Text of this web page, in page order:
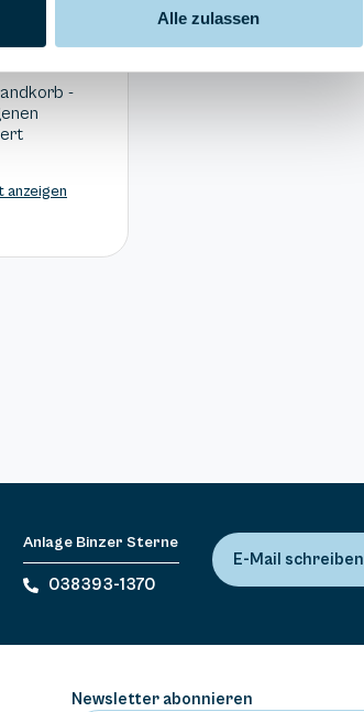
Alle zulassen
-
anzeigen
Anlage Binzer Sterne
038393-1370
E-Mail schreiben
Newsletter abonnieren